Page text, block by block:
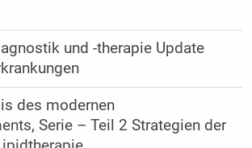
und -therapie Update
des modernen
Serie – Teil 2 Strategien der